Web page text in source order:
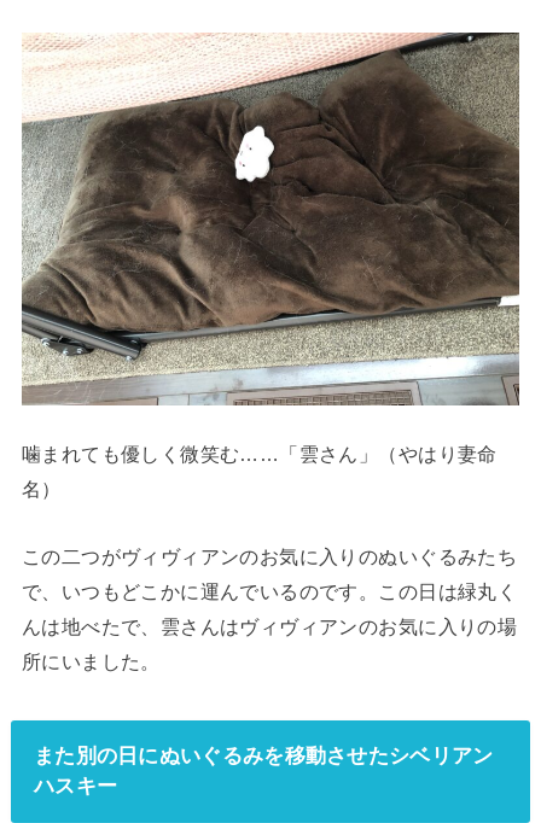
噛まれても優しく微笑む……「雲さん」（やはり妻命
名）
この二つがヴィヴィアンのお気に入りのぬいぐるみたち
で、いつもどこかに運んでいるのです。この日は緑丸く
んは地べたで、雲さんはヴィヴィアンのお気に入りの場
所にいました。
また別の日にぬいぐるみを移動させたシベリアン
ハスキー